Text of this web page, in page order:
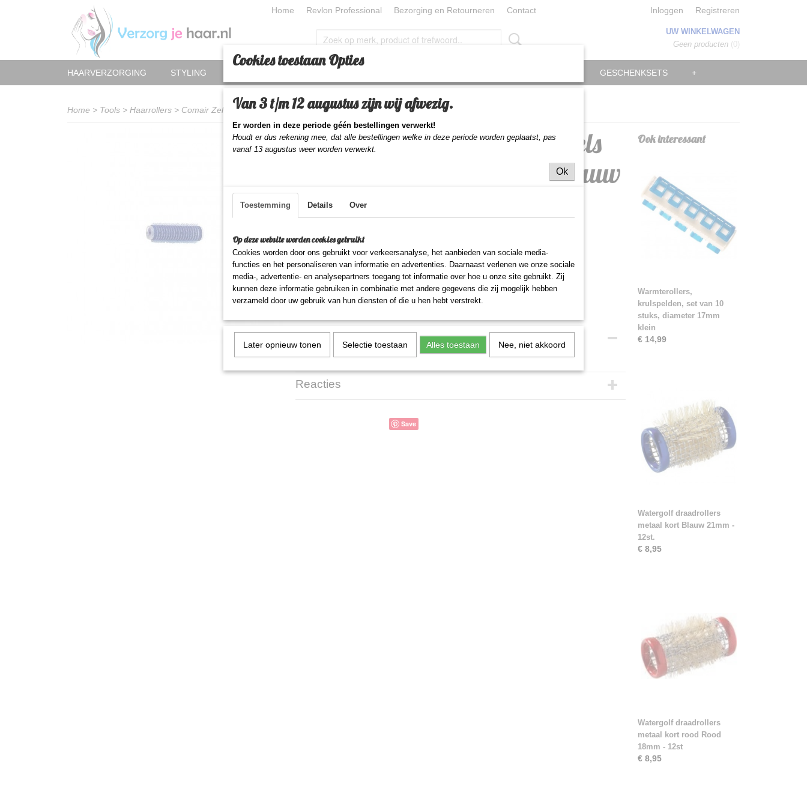
Home Revlon Professional Bezorging en Retourneren Contact Inloggen Registreren
UW WINKELWAGEN
Geen producten (0)
HAARVERZORGING STYLING GESCHENKSETS +
Home > Tools > Haarrollers > Comair Zelfklevende Wikkels 12 Stuks 16mm - Donker Blauw
Comair Zelfklevende Wikkels
12 Stuks 16mm - Donker Blauw
€ 5,95 (inclusief btw 21%)
Aantal
IN WINKELWAGEN
Comair Zelfklevende Wikkels 12 Stuks 16mm - Donker Blauw
Reacties
Save
Ook interessant
Warmterollers,
krulspelden, set van 10
stuks, diameter 17mm
klein
€ 14,99
Watergolf draadrollers
metaal kort Blauw 21mm -
12st.
€ 8,95
Watergolf draadrollers
metaal kort rood Rood
18mm - 12st
€ 8,95
Cookies toestaan Opties
Van 3 t/m 12 augustus zijn wij afwezig.
Er worden in deze periode géén bestellingen verwerkt!
Houdt er dus rekening mee, dat alle bestellingen welke in deze periode worden geplaatst, pas
vanaf 13 augustus weer worden verwerkt.
Ok
Toestemming Details Over
Op deze website worden cookies gebruikt
Cookies worden door ons gebruikt voor verkeersanalyse, het aanbieden van sociale media-
functies en het personaliseren van informatie en advertenties. Daarnaast verlenen we onze sociale
media-, advertentie- en analysepartners toegang tot informatie over hoe u onze site gebruikt. Zij
kunnen deze informatie gebruiken in combinatie met andere gegevens die zij mogelijk hebben
verzameld door uw gebruik van hun diensten of die u hen hebt verstrekt.
Later opnieuw tonen Selectie toestaan Alles toestaan Nee, niet akkoord